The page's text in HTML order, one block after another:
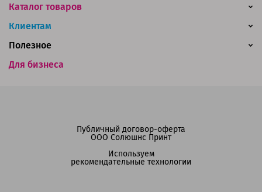
Каталог товаров
Клиентам
Для бизнеса
Полезное
Публичный договор-оферта
ООО Солюшнс Принт
Используем
рекомендательные технологии